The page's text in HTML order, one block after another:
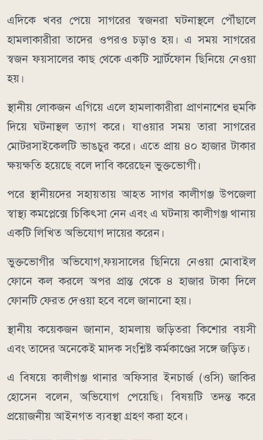
এদিকে খবর পেয়ে সাগরের স্বজনরা ঘটনাস্থলে পৌঁছালে
হামলাকারীরা তাদের ওপরও চড়াও হয়। এ সময় সাগরের
স্বজন ফয়সালের কাছ থেকে একটি স্মার্টফোন ছিনিয়ে নেওয়া
হয়।
স্থানীয় লোকজন এগিয়ে এলে হামলাকারীরা প্রাণনাশের হুমকি
দিয়ে ঘটনাস্থল ত্যাগ করে। যাওয়ার সময় তারা সাগরের
মোটরসাইকেলটি ভাঙচুর করে। এতে প্রায় ৪০ হাজার টাকার
ক্ষয়ক্ষতি হয়েছে বলে দাবি করেছেন ভুক্তভোগী।
পরে স্থানীয়দের সহায়তায় আহত সাগর কালীগঞ্জ উপজেলা
স্বাস্থ্য কমপ্লেক্সে চিকিৎসা নেন এবং এ ঘটনায় কালীগঞ্জ থানায়
একটি লিখিত অভিযোগ দায়ের করেন।
ভুক্তভোগীর অভিযোগ,ফয়সালের ছিনিয়ে নেওয়া মোবাইল
ফোনে কল করলে অপর প্রান্ত থেকে ৪ হাজার টাকা দিলে
ফোনটি ফেরত দেওয়া হবে বলে জানানো হয়।
স্থানীয় কয়েকজন জানান, হামলায় জড়িতরা কিশোর বয়সী
এবং তাদের অনেকেই মাদক সংশ্লিষ্ট কর্মকাণ্ডের সঙ্গে জড়িত।
এ বিষয়ে কালীগঞ্জ থানার অফিসার ইনচার্জ (ওসি) জাকির
হোসেন বলেন, অভিযোগ পেয়েছি। বিষয়টি তদন্ত করে
প্রয়োজনীয় আইনগত ব্যবস্থা গ্রহণ করা হবে।